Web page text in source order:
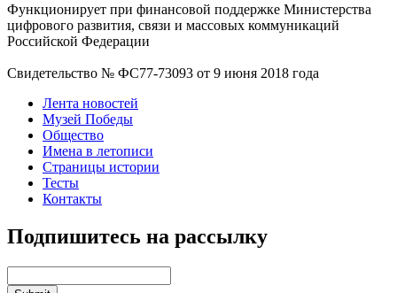
Функционирует при финансовой поддержке Министерства
цифрового развития, связи и массовых коммуникаций
Российской Федерации
Свидетельство № ФС77-73093 от 9 июня 2018 года
Лента новостей
Музей Победы
Общество
Имена в летописи
Страницы истории
Тесты
Контакты
Подпишитесь на рассылку